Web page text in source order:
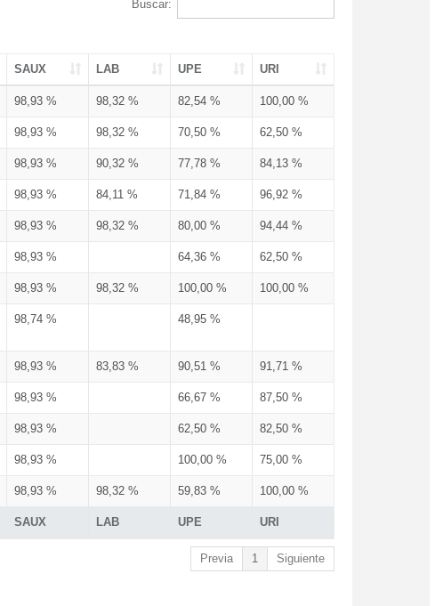
Buscar:
SAUX LAB UPE URI
SAUX LAB UPE URI
98,93 % 98,32 % 82,54 % 100,00 %
98,93 % 98,32 % 70,50 % 62,50 %
98,93 % 90,32 % 77,78 % 84,13 %
98,93 % 84,11 % 71,84 % 96,92 %
98,93 % 98,32 % 80,00 % 94,44 %
98,93 % 64,36 % 62,50 %
98,93 % 98,32 % 100,00 % 100,00 %
98,74 % 48,95 %
98,93 % 83,83 % 90,51 % 91,71 %
98,93 % 66,67 % 87,50 %
98,93 % 62,50 % 82,50 %
98,93 % 100,00 % 75,00 %
98,93 % 98,32 % 59,83 % 100,00 %
Previa 1 Siguiente